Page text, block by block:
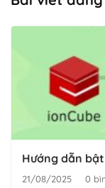
Hướng dẫn
21/08/2025 0